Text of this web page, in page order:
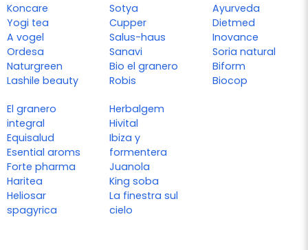
Koncare
Yogi tea
A vogel
Ordesa
Naturgreen
Lashile beauty
Sotya
Cupper
Salus-haus
Sanavi
Bio el granero
Robis
Ayurveda
Dietmed
Inovance
Soria natural
Biform
Biocop
El granero
integral
Equisalud
Esential aroms
Forte pharma
Haritea
Heliosar
spagyrica
Herbalgem
Hivital
Ibiza y
formentera
Juanola
King soba
La finestra sul
cielo